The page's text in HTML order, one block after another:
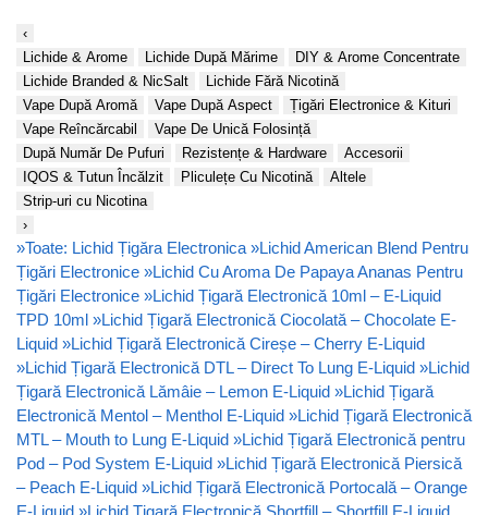
‹
Lichide & Arome
Lichide După Mărime
DIY & Arome Concentrate
Lichide Branded & NicSalt
Lichide Fără Nicotină
Vape După Aromă
Vape După Aspect
Țigări Electronice & Kituri
Vape Reîncărcabil
Vape De Unică Folosință
După Număr De Pufuri
Rezistențe & Hardware
Accesorii
IQOS & Tutun Încălzit
Pliculețe Cu Nicotină
Altele
Strip-uri cu Nicotina
›
»Toate: Lichid Țigăra Electronica »Lichid American Blend Pentru
Țigări Electronice »Lichid Cu Aroma De Papaya Ananas Pentru
Țigări Electronice »Lichid Țigară Electronică 10ml – E-Liquid
TPD 10ml »Lichid Țigară Electronică Ciocolată – Chocolate E-
Liquid »Lichid Țigară Electronică Cireșe – Cherry E-Liquid
»Lichid Țigară Electronică DTL – Direct To Lung E-Liquid »Lichid
Țigară Electronică Lămâie – Lemon E-Liquid »Lichid Țigară
Electronică Mentol – Menthol E-Liquid »Lichid Țigară Electronică
MTL – Mouth to Lung E-Liquid »Lichid Țigară Electronică pentru
Pod – Pod System E-Liquid »Lichid Țigară Electronică Piersică
– Peach E-Liquid »Lichid Țigară Electronică Portocală – Orange
E-Liquid »Lichid Țigară Electronică Shortfill – Shortfill E-Liquid